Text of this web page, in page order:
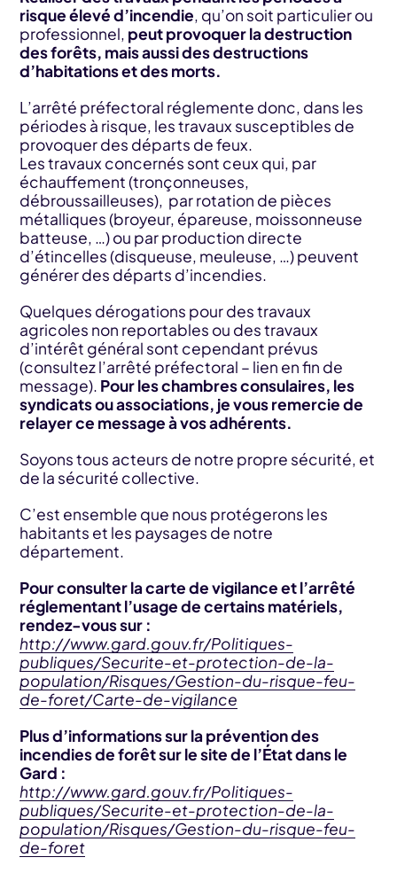
risque élevé d’incendie, qu’on soit particulier ou
professionnel, peut provoquer la destruction
des forêts, mais aussi des destructions
d’habitations et des morts.
L’arrêté préfectoral réglemente donc, dans les
périodes à risque, les travaux susceptibles de
provoquer des départs de feux.
Les travaux concernés sont ceux qui, par
échauffement (tronçonneuses,
débroussailleuses), par rotation de pièces
métalliques (broyeur, épareuse, moissonneuse
batteuse, …) ou par production directe
d’étincelles (disqueuse, meuleuse, …) peuvent
générer des départs d’incendies.
Quelques dérogations pour des travaux
agricoles non reportables ou des travaux
d’intérêt général sont cependant prévus
(consultez l’arrêté préfectoral – lien en fin de
message). Pour les chambres consulaires, les
syndicats ou associations, je vous remercie de
relayer ce message à vos adhérents.
Soyons tous acteurs de notre propre sécurité, et
de la sécurité collective.
C’est ensemble que nous protégerons les
habitants et les paysages de notre
département.
Pour consulter la carte de vigilance et l’arrêté
réglementant l’usage de certains matériels,
rendez-vous sur :
http://www.gard.gouv.fr/Politiques-
publiques/Securite-et-protection-de-la-
population/Risques/Gestion-du-risque-feu-
de-foret/Carte-de-vigilance
Plus d’informations sur la prévention des
incendies de forêt sur le site de l’État dans le
Gard :
http://www.gard.gouv.fr/Politiques-
publiques/Securite-et-protection-de-la-
population/Risques/Gestion-du-risque-feu-
de-foret